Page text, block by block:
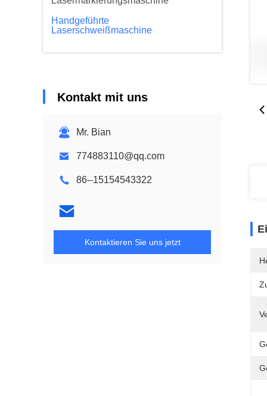
Handgeführte
Laserschweißmaschine
Kontakt mit uns
Mr. Bian
774883110@qq.com
86--15154543322
Kontaktieren Sie uns jetzt